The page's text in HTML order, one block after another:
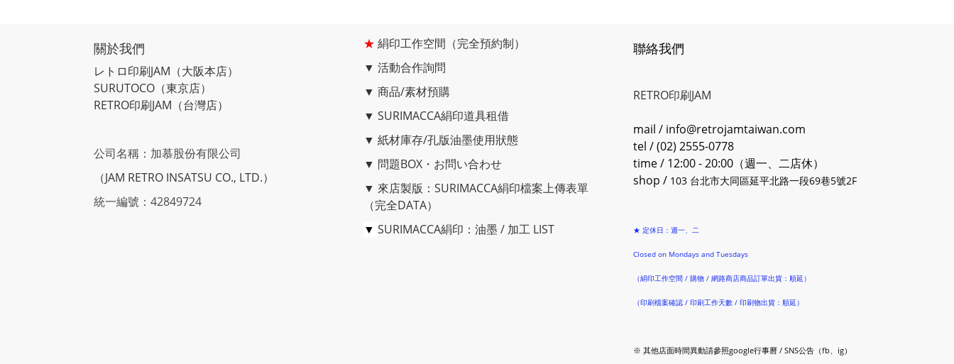
關於我們
レトロ印刷JAM （大阪本店）
SURUTOCO （東京店）
RETRO印刷JAM （台灣店）
公司名稱：加慕股份有限公司
（JAM RETRO INSATSU CO., LTD.）
統一編號：42849724
★ 絹印工作空間（完全預約制）
▼ 活動合作詢問
▼ 商品/素材預購
▼ SURIMACCA絹印道具租借
▼ 紙材庫存/孔版油墨使用狀態
▼ 問題BOX・お問い合わせ
▼ 來店製版：SURIMACCA絹印檔案上傳表單
（完全DATA）
▼ SURIMACCA絹印：油墨 / 加工 LIST
聯絡我們
RETRO印刷JAM
mail / info@retrojamtaiwan.com
tel / (02) 2555-0778
time / 12:00 - 20:00（週一、二店休）
shop / 103 台北市大同區延平北路一段69巷5號2F
★ 定休日：週一、二
Closed on Mondays and Tuesdays
（絹印工作空間 / 購物 / 網路商店商品訂單出貨：順延）
（印刷檔案確認 / 印刷工作天數 / 印刷物出貨：順延）
※ 其他店面時間異動請參照google行事曆 / SNS公告（fb、ig）